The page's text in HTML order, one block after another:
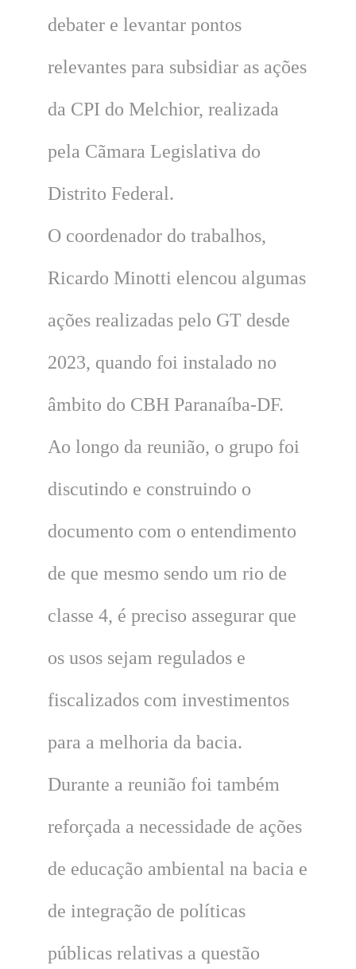
debater e levantar pontos
relevantes para subsidiar as ações
da CPI do Melchior, realizada
pela Cãmara Legislativa do
Distrito Federal.
O coordenador do trabalhos,
Ricardo Minotti elencou algumas
ações realizadas pelo GT desde
2023, quando foi instalado no
âmbito do CBH Paranaíba-DF.
Ao longo da reunião, o grupo foi
discutindo e construindo o
documento com o entendimento
de que mesmo sendo um rio de
classe 4, é preciso assegurar que
os usos sejam regulados e
fiscalizados com investimentos
para a melhoria da bacia.
Durante a reunião foi também
reforçada a necessidade de ações
de educação ambiental na bacia e
de integração de políticas
públicas relativas a questão